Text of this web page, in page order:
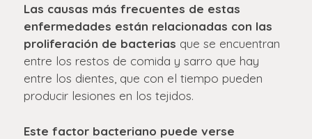
Las causas más frecuentes de estas
enfermedades están relacionadas con las
proliferación de bacterias que se encuentran
entre los restos de comida y sarro que hay
entre los dientes, que con el tiempo pueden
producir lesiones en los tejidos.
Este factor bacteriano puede verse